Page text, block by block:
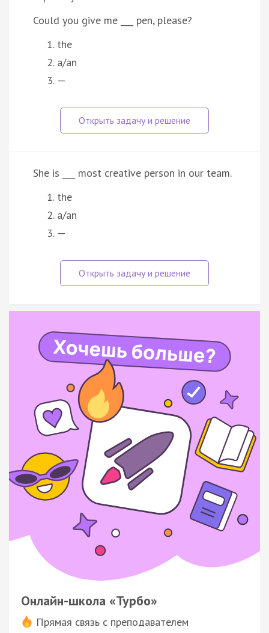
Could you give me ___ pen, please?
the
a/an
—
She is ___ most creative person in our team.
the
a/an
—
Онлайн-школа «Турбо»
Прямая связь с преподавателем